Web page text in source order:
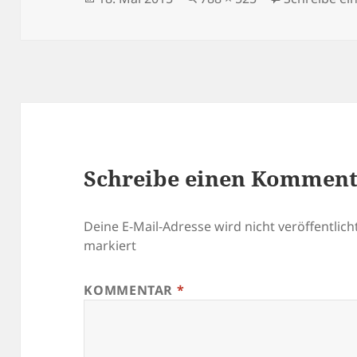
Schreibe einen
Deine E-Mail-Adresse wird nicht
markiert
KOMMENTAR *